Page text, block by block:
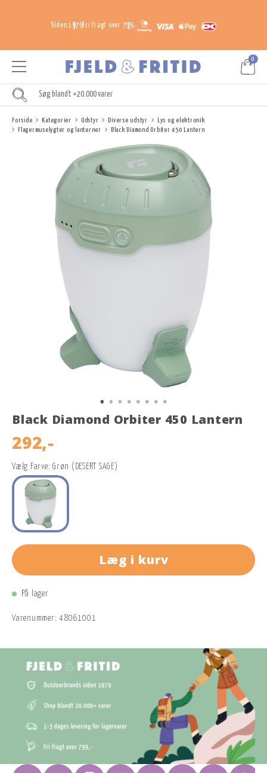
Siden 1979Fri fragt over 799,-
0
Forside Kategorier Udstyr Diverse udstyr
Lys og elektronik
Flagermuselygter og lanterner
Black Diamond Orbiter 450 Lantern
Black Diamond Orbiter 450 Lantern
292,-
Vælg Farve: Grøn (DESERT SAGE)
Læg i kurv
På lager
Varenummer: 48061001